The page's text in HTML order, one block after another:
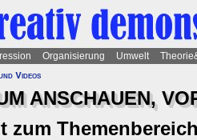
Organisierung Umwelt
Videos
ANSCHAUEN,
zum Themenbereich